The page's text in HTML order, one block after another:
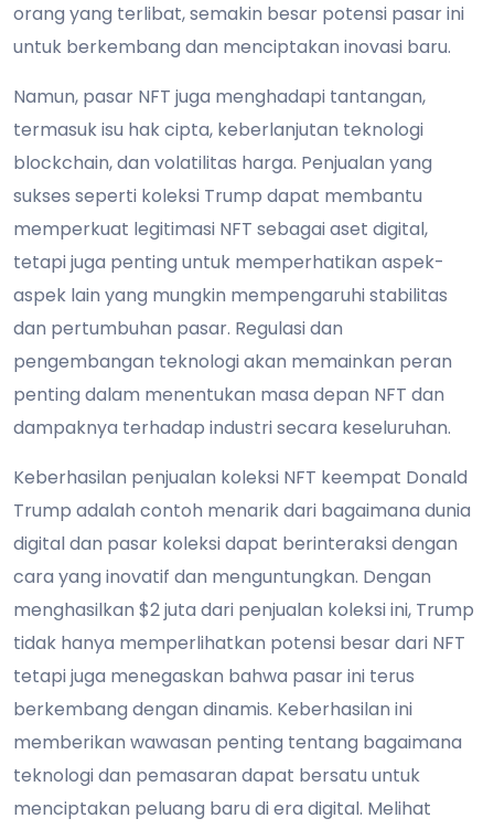
orang yang terlibat, semakin besar potensi pasar ini
untuk berkembang dan menciptakan inovasi baru.
Namun, pasar NFT juga menghadapi tantangan,
termasuk isu hak cipta, keberlanjutan teknologi
blockchain, dan volatilitas harga. Penjualan yang
sukses seperti koleksi Trump dapat membantu
memperkuat legitimasi NFT sebagai aset digital,
tetapi juga penting untuk memperhatikan aspek-
aspek lain yang mungkin mempengaruhi stabilitas
dan pertumbuhan pasar. Regulasi dan
pengembangan teknologi akan memainkan peran
penting dalam menentukan masa depan NFT dan
dampaknya terhadap industri secara keseluruhan.
Keberhasilan penjualan koleksi NFT keempat Donald
Trump adalah contoh menarik dari bagaimana dunia
digital dan pasar koleksi dapat berinteraksi dengan
cara yang inovatif dan menguntungkan. Dengan
menghasilkan $2 juta dari penjualan koleksi ini, Trump
tidak hanya memperlihatkan potensi besar dari NFT
tetapi juga menegaskan bahwa pasar ini terus
berkembang dengan dinamis. Keberhasilan ini
memberikan wawasan penting tentang bagaimana
teknologi dan pemasaran dapat bersatu untuk
menciptakan peluang baru di era digital. Melihat